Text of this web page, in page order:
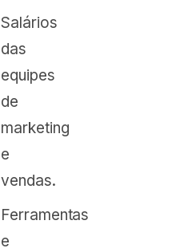
Salários
das
equipes
de
marketing
e
vendas.
Ferramentas
e